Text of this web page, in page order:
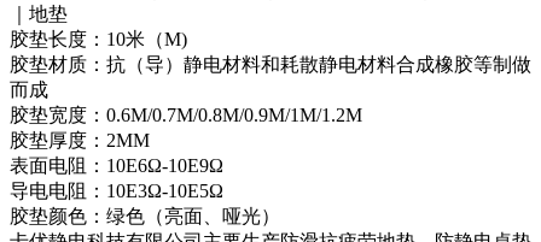
｜地垫
胶垫长度：10米（M)
胶垫材质：抗（导）静电材料和耗散静电材料合成橡胶等制做
而成
胶垫宽度：0.6M/0.7M/0.8M/0.9M/1M/1.2M
胶垫厚度：2MM
表面电阻：10E6Ω-10E9Ω
导电电阻：10E3Ω-10E5Ω
胶垫颜色：绿色（亮面、哑光）